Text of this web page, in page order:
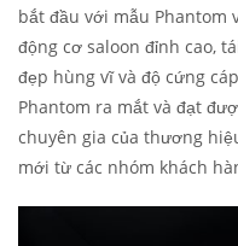
bắt đầu với mẫu Phantom
động cơ saloon đỉnh cao,
đẹp hùng vĩ và độ cứng
Phantom ra mắt và đạt
chuyên gia của thương
mới từ các nhóm khách